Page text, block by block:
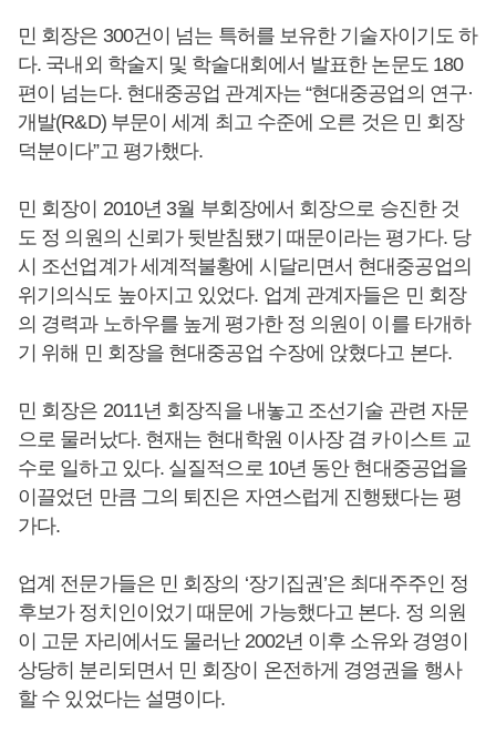
민 회장은 300건이 넘는 특허를 보유한 기술자이기도 하
다. 국내외 학술지 및 학술대회에서 발표한 논문도 180
편이 넘는다. 현대중공업 관계자는 “현대중공업의 연구·
개발(R&D) 부문이 세계 최고 수준에 오른 것은 민 회장
덕분이다”고 평가했다.
민 회장이 2010년 3월 부회장에서 회장으로 승진한 것
도 정 의원의 신뢰가 뒷받침됐기 때문이라는 평가다. 당
시 조선업계가 세계적불황에 시달리면서 현대중공업의
위기의식도 높아지고 있었다. 업계 관계자들은 민 회장
의 경력과 노하우를 높게 평가한 정 의원이 이를 타개하
기 위해 민 회장을 현대중공업 수장에 앉혔다고 본다.
민 회장은 2011년 회장직을 내놓고 조선기술 관련 자문
으로 물러났다. 현재는 현대학원 이사장 겸 카이스트 교
수로 일하고 있다. 실질적으로 10년 동안 현대중공업을
이끌었던 만큼 그의 퇴진은 자연스럽게 진행됐다는 평
가다.
업계 전문가들은 민 회장의 ‘장기집권’은 최대주주인 정
후보가 정치인이었기 때문에 가능했다고 본다. 정 의원
이 고문 자리에서도 물러난 2002년 이후 소유와 경영이
상당히 분리되면서 민 회장이 온전하게 경영권을 행사
할 수 있었다는 설명이다.